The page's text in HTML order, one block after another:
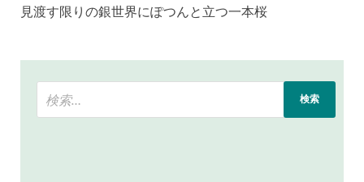
見渡す限りの銀世界にぽつんと立つ一本桜